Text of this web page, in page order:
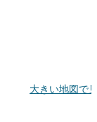
大きい地図で